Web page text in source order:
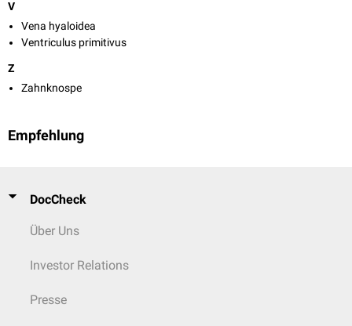
V
Vena hyaloidea
Ventriculus primitivus
Z
Zahnknospe
Empfehlung
DocCheck
Über Uns
Investor Relations
Presse